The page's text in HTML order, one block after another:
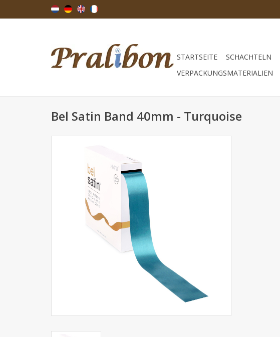
STARTSEITE SCHACHTELN
VERPACKUNGSMATERIALIEN
Bel Satin Band 40mm - Turquoise